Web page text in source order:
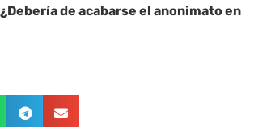
¿Debería de acabarse el anonimato en